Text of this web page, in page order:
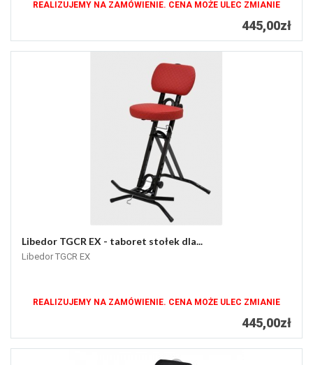
REALIZUJEMY NA ZAMÓWIENIE. CENA MOŻE ULEC ZMIANIE
445,00zł
Libedor TGCR EX - taboret stołek dla...
Libedor TGCR EX
REALIZUJEMY NA ZAMÓWIENIE. CENA MOŻE ULEC ZMIANIE
445,00zł